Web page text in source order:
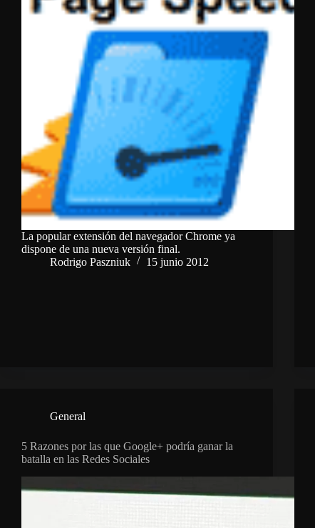
La popular extensión del navegador Chrome ya
dispone de una nueva versión final.
Rodrigo Paszniuk
15 junio 2012
General
5 Razones por las que Google+ podría ganar la
batalla en las Redes Sociales